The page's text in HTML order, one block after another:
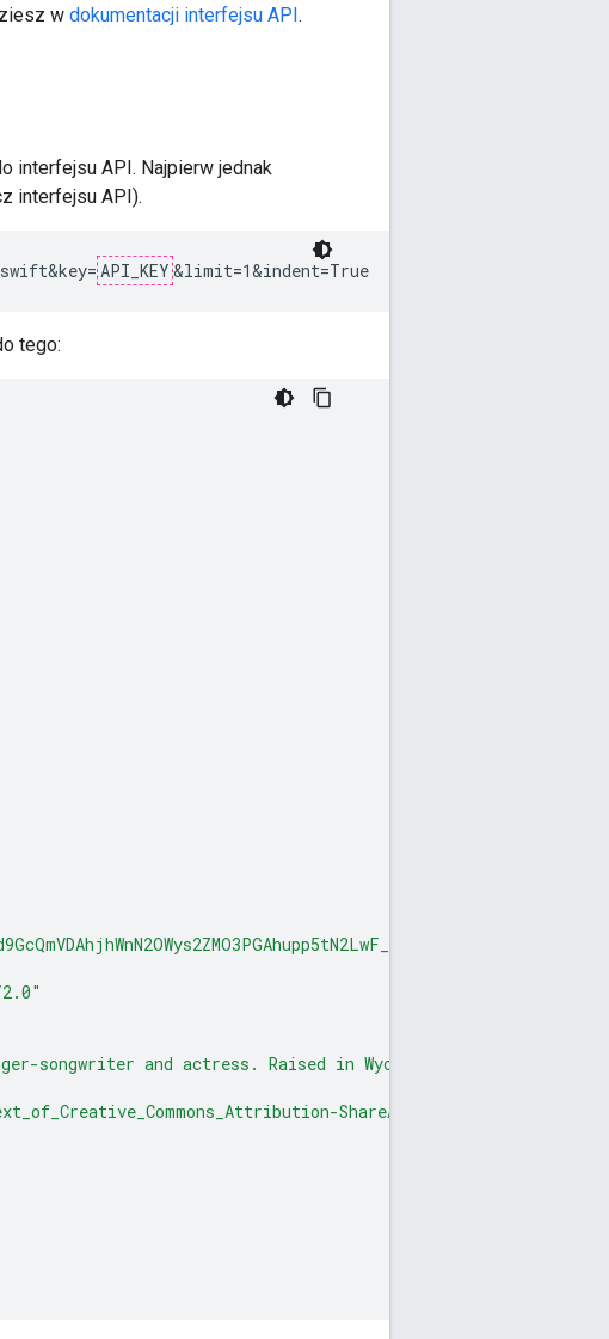
w dokumentacji interfejsu API.
interfejsu API. Najpierw jednak
interfejsu API).
API_KEY &limit=1&indent=True
tego:
songwriter and actress. Raised in Wyomissing,